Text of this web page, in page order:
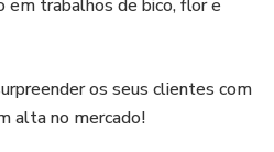
em trabalhos de bico, flor e
os seus clientes com
alta no mercado!